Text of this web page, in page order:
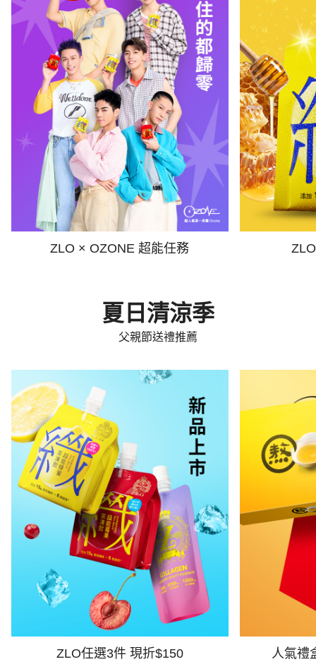
ZLO × OZONE 超能任務
夏日清涼季
父親節送禮推薦
ZLO任選3件 現折$150 人氣禮